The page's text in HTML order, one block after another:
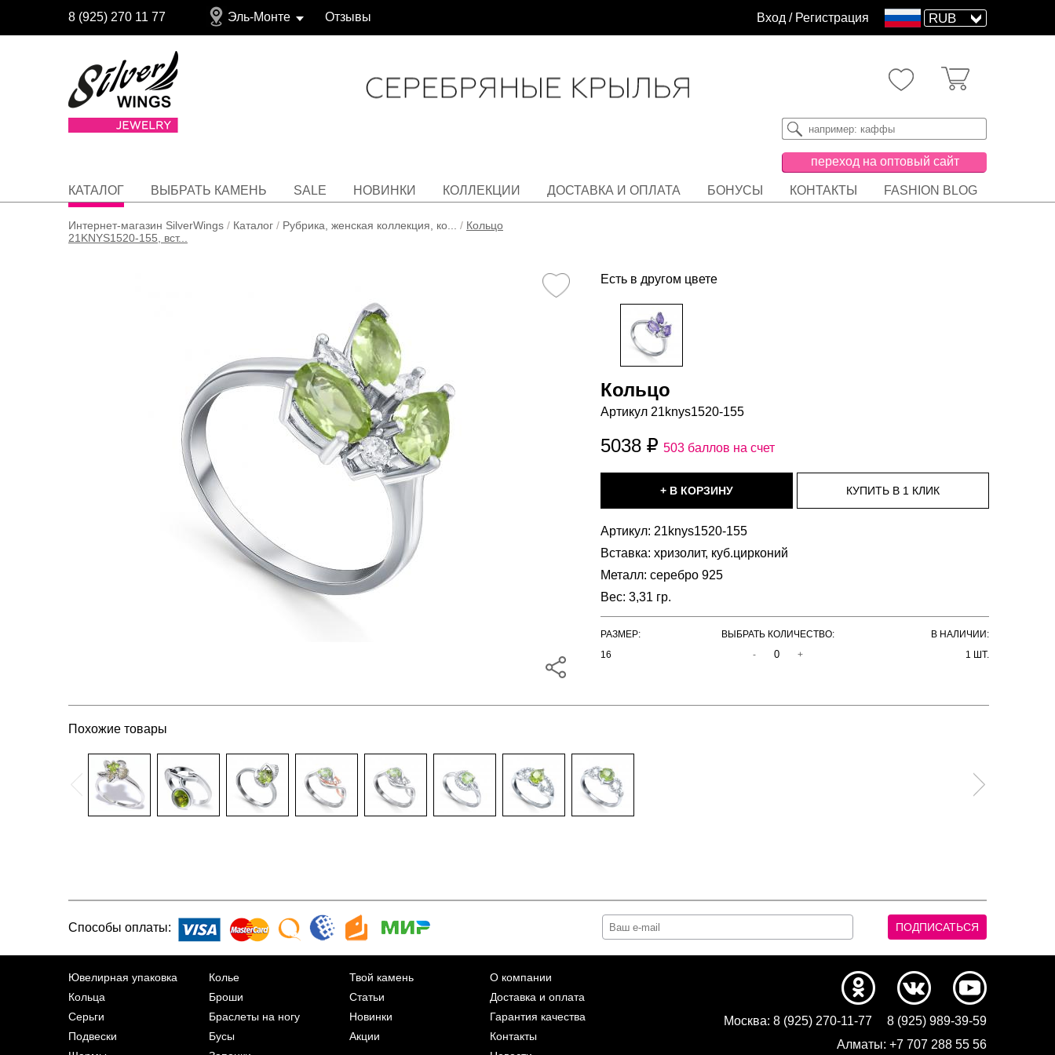
8 (925) 270 11 77 Эль-Монте Отзывы Вход / Регистрация
КАТАЛОГ ВЫБРАТЬ КАМЕНЬ SALE НОВИНКИ КОЛЛЕКЦИИ ДОСТАВКА И ОПЛАТА БОНУСЫ КОНТАКТЫ FASHION BLOG
переход на оптовый сайт
Интернет-магазин SilverWings / Каталог / Рубрика, женская коллекция, ко... / Кольцо
21KNYS1520-155, вст...
Есть в другом цвете
Кольцо
Артикул 21knys1520-155
5038 503 баллов на счет
Артикул: 21knys1520-155
Вставка: хризолит, куб.цирконий
Металл: серебро 925
Вес: 3,31 гр.
РАЗМЕР: ВЫБРАТЬ КОЛИЧЕСТВО:
В НАЛИЧИИ:
16
- + 1 ШТ.
Похожие товары
Способы оплаты:
Ювелирная упаковка
Кольца
Серьги
Подвески
Колье
Броши
Браслеты на ногу
Бусы
Твой камень
Статьи
Новинки
Акции
О компании
Доставка и оплата
Гарантия качества
Контакты
Москва: 8 (925) 270-11-77
8 (925) 989-39-59
Алматы: +7 707 288 55 56